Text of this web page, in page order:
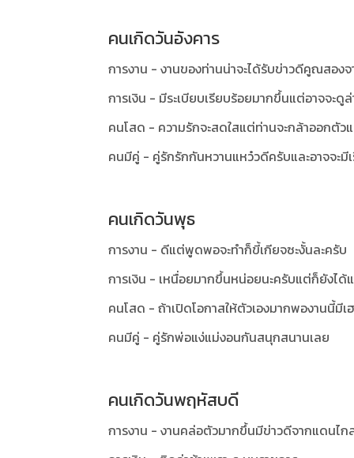
คนเกิดวันอังคาร
การงาน - งานของท่านน่าจะได้รับข่าวดีคูณสอง
การเงิน - มีระเบียบเรียบร้อยมากขึ้นแต่อาจจะดู
คนโสด - ความรักจะสดใสแต่ท่านจะกล้าออกตัว
คนมีคู่ - คู่รักรักกันหวานแหว๋วดีครับและอาจจะมี
คนเกิดวันพุธ
การงาน - ดีแต่พูดพอจะทำก็ขี้เกียจซะงั้นละครับ
การเงิน - เหนื่อยมากขึ้นหน่อยนะครับแต่ก็ยังได้
คนโสด - ถ้าเปิดโอกาสให้ตัวเองมากพองานนี้มีเ
คนมีคู่ - คู่รักพ่อแง่แม่งอนกันสนุกสนานเลย
คนเกิดวันพฤหัสบดี
การงาน - งานคล่อตัวมากขึ้นมีข่าวดีจากแดนไก